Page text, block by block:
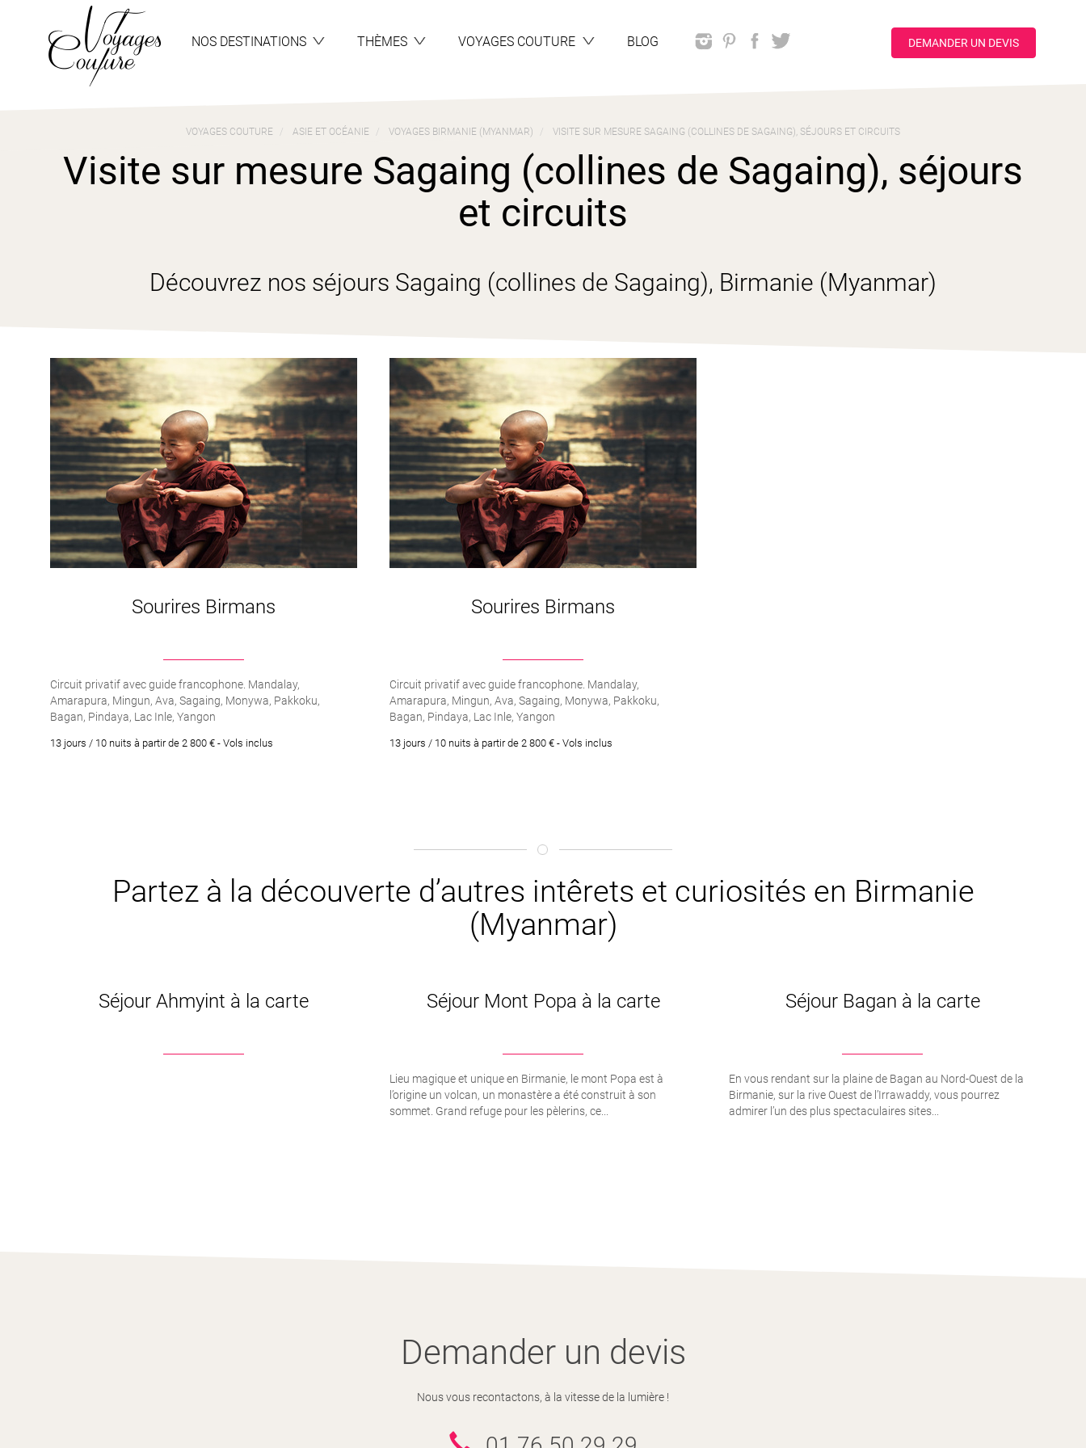
NOS DESTINATIONS THÈMES VOYAGES COUTURE BLOG DEMANDER UN DEVIS
VOYAGES COUTURE ASIE ET OCÉANIE VOYAGES BIRMANIE (MYANMAR) VISITE SUR MESURE SAGAING (COLLINES DE SAGAING), SÉJOURS ET CIRCUITS
Visite sur mesure Sagaing (collines de Sagaing), séjours
et circuits
Découvrez nos séjours Sagaing (collines de Sagaing), Birmanie (Myanmar)
Sourires Birmans
Circuit privatif avec guide francophone. Mandalay,
Amarapura, Mingun, Ava, Sagaing, Monywa, Pakkoku,
Bagan, Pindaya, Lac Inle, Yangon
13 jours / 10 nuits à partir de 2 800 € - Vols inclus
Sourires Birmans
Circuit privatif avec guide francophone. Mandalay,
Amarapura, Mingun, Ava, Sagaing, Monywa, Pakkoku,
Bagan, Pindaya, Lac Inle, Yangon
13 jours / 10 nuits à partir de 2 800 € - Vols inclus
Partez à la découverte d’autres intêrets et curiosités en Birmanie
(Myanmar)
Séjour Ahmyint à la carte Séjour Mont Popa à la carte
Lieu magique et unique en Birmanie, le mont Popa est à
l’origine un volcan, un monastère a été construit à son
sommet. Grand refuge pour les pèlerins, ce...
Séjour Bagan à la carte
En vous rendant sur la plaine de Bagan au Nord-Ouest de la
Birmanie, sur la rive Ouest de l’Irrawaddy, vous pourrez
admirer l’un des plus spectaculaires sites...
Demander un devis
Nous vous recontactons, à la vitesse de la lumière !